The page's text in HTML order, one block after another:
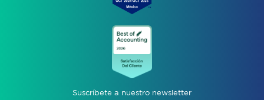
Suscríbete a nuestro newsletter